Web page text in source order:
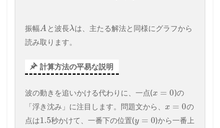
振幅A と波長λは、主たる解法と同様にグラフから
読み取ります。
計算方法の平易な説明
波の動きを追いかける代わりに、一点(x = 0)の
「浮き沈み」に注目します。問題文から、 x = 0の
点は1.5秒かけて、一番下の位置(y = 0)から一番上